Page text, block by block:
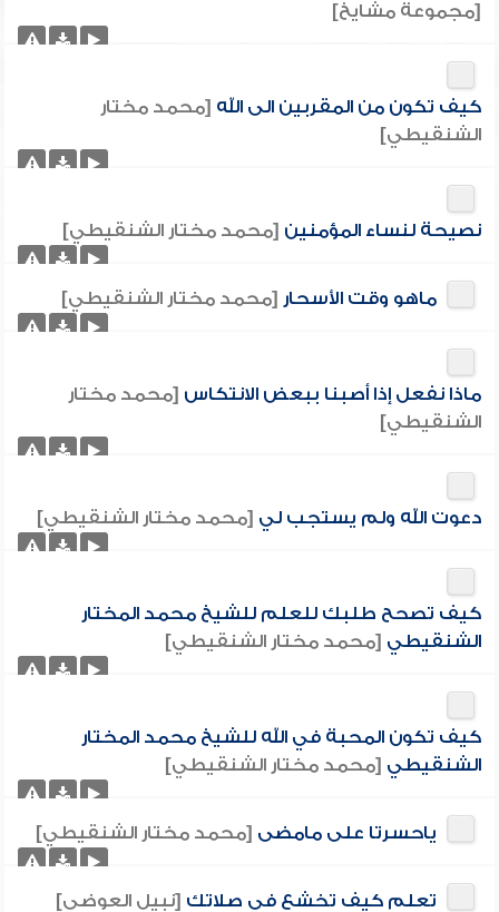
[مجموعة مشايخ]
كيف تكون من المقربين الى الله [محمد مختار
الشنقيطي]
نصيحة لنساء المؤمنين [محمد مختار الشنقيطي]
ماهو وقت الأسحار [محمد مختار الشنقيطي]
ماذا نفعل إذا أصبنا ببعض الانتكاس [محمد مختار
الشنقيطي]
دعوت الله ولم يستجب لي [محمد مختار الشنقيطي]
كيف تصحح طلبك للعلم للشيخ محمد المختار
الشنقيطي [محمد مختار الشنقيطي]
كيف تكون المحبة في الله للشيخ محمد المختار
الشنقيطي [محمد مختار الشنقيطي]
ياحسرتا على مامضى [محمد مختار الشنقيطي]
تعلم كيف تخشع في صلاتك [نبيل العوضي]